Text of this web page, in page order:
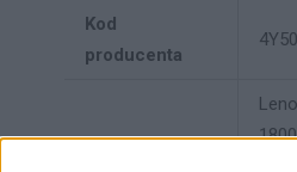
Kod
producenta